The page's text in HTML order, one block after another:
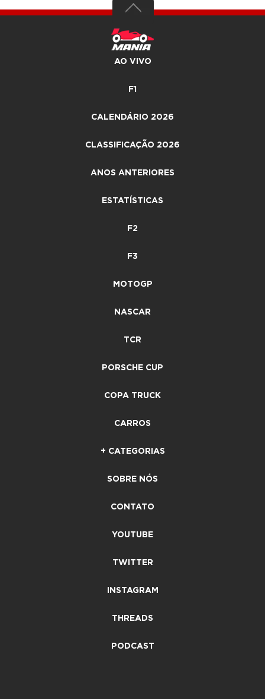
AO VIVO
F1
CALENDÁRIO 2026
CLASSIFICAÇÃO 2026
ANOS ANTERIORES
ESTATÍSTICAS
F2
F3
MOTOGP
NASCAR
TCR
PORSCHE CUP
COPA TRUCK
CARROS
+ CATEGORIAS
SOBRE NÓS
CONTATO
YOUTUBE
TWITTER
INSTAGRAM
THREADS
PODCAST